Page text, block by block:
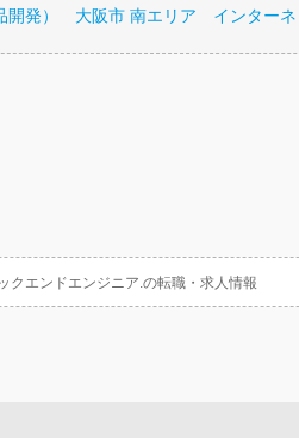
開発） 大阪市 南エリア インターネ
クエンドエンジニア.の転職・求人情報